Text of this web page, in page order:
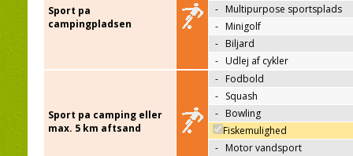
Sport pa
campingpladsen
- Multipurpose sportsplads
- Minigolf
- Biljard
- Udlej af cykler
Sport pa camping eller
max. 5 km aftsand
- Fodbold
- Squash
- Bowling
Fiskemulighed
- Motor vandsport